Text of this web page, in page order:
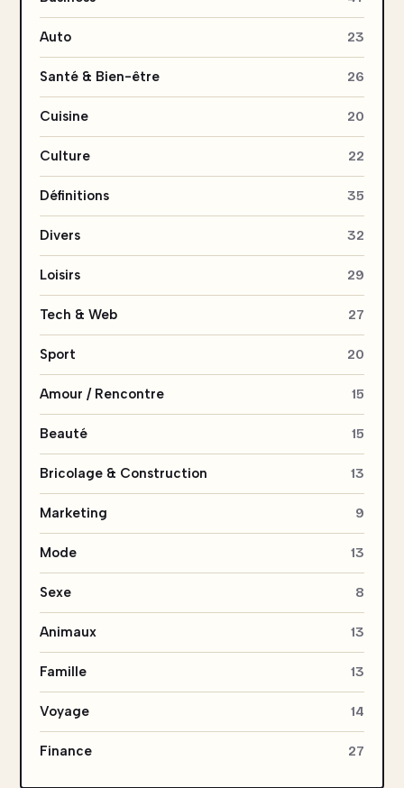
Auto 23
Santé & Bien-être 26
Cuisine 20
Culture 22
Définitions 35
Divers 32
Loisirs 29
Tech & Web 27
Sport 20
Amour / Rencontre 15
Beauté 15
Bricolage & Construction 13
Marketing 9
Mode 13
Sexe 8
Animaux 13
Famille 13
Voyage 14
Finance 27